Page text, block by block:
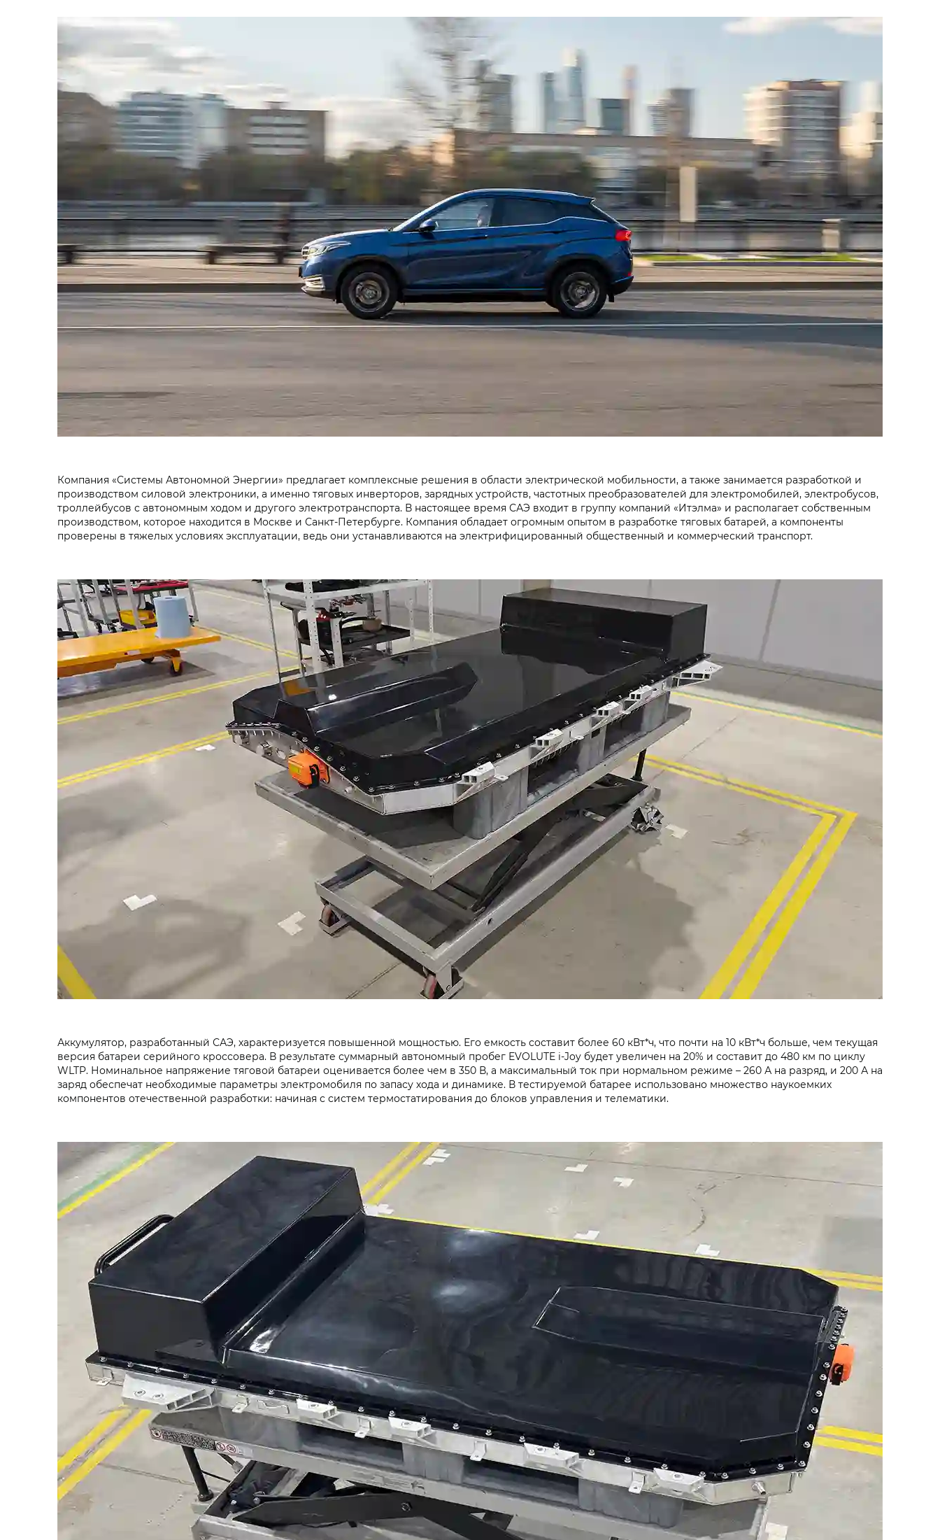
Компания «Системы Автономной Энергии» предлагает комплексные решения в области электрической мобильности, а также занимается разработкой и
производством силовой электроники, а именно тяговых инверторов, зарядных устройств, частотных преобразователей для электромобилей, электробусов,
троллейбусов с автономным ходом и другого электротранспорта. В настоящее время САЭ входит в группу компаний «Итэлма» и располагает собственным
производством, которое находится в Москве и Санкт-Петербурге. Компания обладает огромным опытом в разработке тяговых батарей, а компоненты
проверены в тяжелых условиях эксплуатации, ведь они устанавливаются на электрифицированный общественный и коммерческий транспорт.
Аккумулятор, разработанный САЭ, характеризуется повышенной мощностью. Его емкость составит более 60 кВт*ч, что почти на 10 кВт*ч больше, чем текущая
версия батареи серийного кроссовера. В результате суммарный автономный пробег EVOLUTE i-Joy будет увеличен на 20% и составит до 480 км по циклу
WLTP. Номинальное напряжение тяговой батареи оценивается более чем в 350 В, а максимальный ток при нормальном режиме – 260 А на разряд, и 200 А на
заряд обеспечат необходимые параметры электромобиля по запасу хода и динамике. В тестируемой батарее использовано множество наукоемких
компонентов отечественной разработки: начиная с систем термостатирования до блоков управления и телематики.